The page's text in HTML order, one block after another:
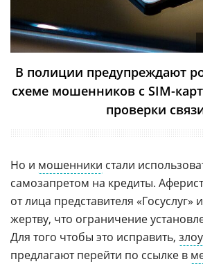
В полиции предупреждают
схеме мошенников с SIM-
проверки
Но и мошенники стали
самозапретом на кредиты.
от лица представителя «Госуслуг»
жертву, что ограничение
Для того чтобы это исправить,
предлагают перейти по ссылке в